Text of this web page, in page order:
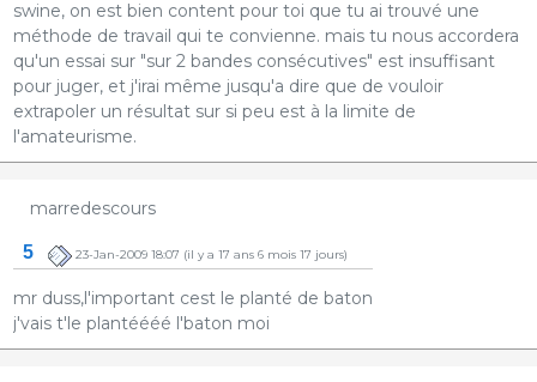
swine, on est bien content pour toi que tu ai trouvé une
méthode de travail qui te convienne. mais tu nous accordera
qu'un essai sur "sur 2 bandes consécutives" est insuffisant
pour juger, et j'irai même jusqu'a dire que de vouloir
extrapoler un résultat sur si peu est à la limite de
l'amateurisme.
marredescours
5 23-Jan-2009 18:07 (il y a 17 ans 6 mois 17 jours)
mr duss,l'important cest le planté de baton
j'vais t'le plantéééé l'baton moi